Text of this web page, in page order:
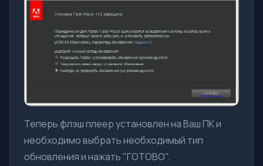
Теперь флэш плеер установлен на Ваш ПК и
необходимо выбрать необходимый тип
обновления и нажать "ГОТОВО".